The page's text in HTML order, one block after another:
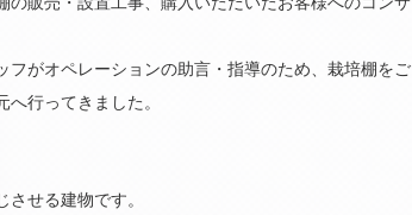
フがオペレーションの助言・指導のため、栽培棚をご
行ってきました。
させる建物です。